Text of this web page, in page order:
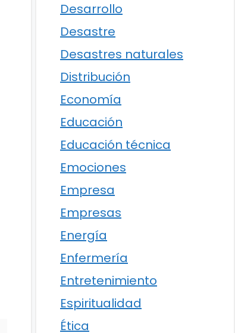
Desarrollo
Desastre
Desastres naturales
Distribución
Economía
Educación
Educación técnica
Emociones
Empresa
Empresas
Energía
Enfermería
Entretenimiento
Espiritualidad
Ética